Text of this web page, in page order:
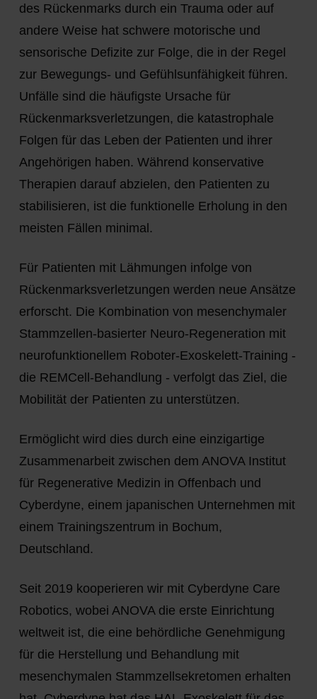
des Rückenmarks durch ein Trauma oder auf
andere Weise hat schwere motorische und
sensorische Defizite zur Folge, die in der Regel
zur Bewegungs- und Gefühlsunfähigkeit führen.
Unfälle sind die häufigste Ursache für
Rückenmarksverletzungen, die katastrophale
Folgen für das Leben der Patienten und ihrer
Angehörigen haben. Während konservative
Therapien darauf abzielen, den Patienten zu
stabilisieren, ist die funktionelle Erholung in den
meisten Fällen minimal.
Für Patienten mit Lähmungen infolge von
Rückenmarksverletzungen werden neue Ansätze
erforscht. Die Kombination von mesenchymaler
Stammzellen-basierter Neuro-Regeneration mit
neurofunktionellem Roboter-Exoskelett-Training -
die REMCell-Behandlung - verfolgt das Ziel, die
Mobilität der Patienten zu unterstützen.
Ermöglicht wird dies durch eine einzigartige
Zusammenarbeit zwischen dem ANOVA Institut
für Regenerative Medizin in Offenbach und
Cyberdyne, einem japanischen Unternehmen mit
einem Trainingszentrum in Bochum,
Deutschland.
Seit 2019 kooperieren wir mit Cyberdyne Care
Robotics, wobei ANOVA die erste Einrichtung
weltweit ist, die eine behördliche Genehmigung
für die Herstellung und Behandlung mit
mesenchymalen Stammzellsekretomen erhalten